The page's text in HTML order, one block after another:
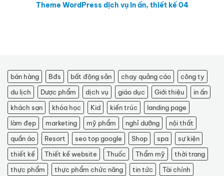
Theme WordPress dịch vụ in ấn, thiết kế 04
bán hàng Bđs bất động sản chạy quảng cáo
công ty
du lịch
Dược phẩm dịch vụ giáo dục Giới thiệu
in ấn
khách sạn
khóa học Kid kiến trúc
landing page
làm đẹp
marketing mỹ phẩm nghỉ dưỡng
nội thất
quần áo
Resort seo top google Shop spa
sự kiện
thiết kế
Thiết kế website Thuốc Thẩm mỹ
thời trang
thực phẩm
thực phẩm chức năng tin tức
Tài chính